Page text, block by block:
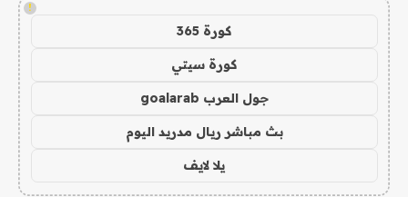
!
كورة 365
كورة سيتي
جول العرب goalarab
بث مباشر ريال مدريد اليوم
يلا لايف